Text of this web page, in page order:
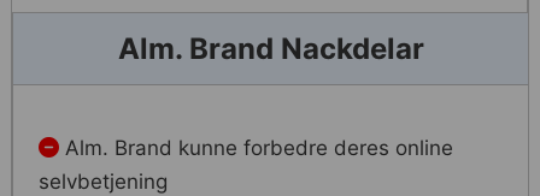
Alm. Brand Nackdelar
Alm. Brand kunne forbedre deres online
selvbetjening